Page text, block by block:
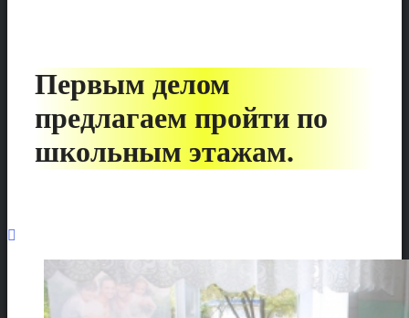
Первым делом
предлагаем пройти по
школьным этажам.